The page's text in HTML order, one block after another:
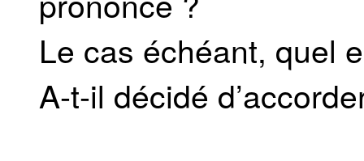
Le cas échéant, quel
A-t-il décidé